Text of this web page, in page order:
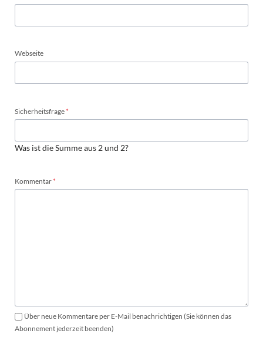
Webseite
Pflichtfeld
Sicherheitsfrage*
Was ist die Summe aus 2 und 2?
Pflichtfeld
Kommentar*
Über neue Kommentare per E-Mail benachrichtigen (Sie können das
Abonnement jederzeit beenden)